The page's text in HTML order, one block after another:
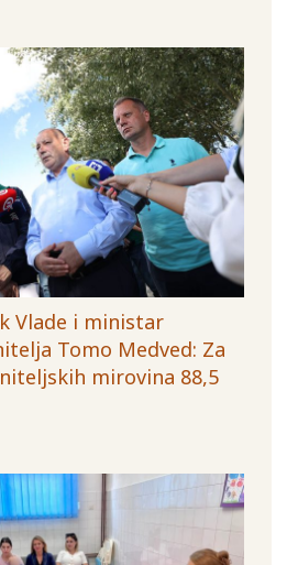
Vlade i ministar
Tomo Medved: Za
mirovina 88,5